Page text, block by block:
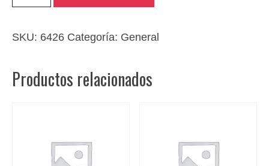
Judas
SKU: 6426 Categoría: General
Productos relacionados